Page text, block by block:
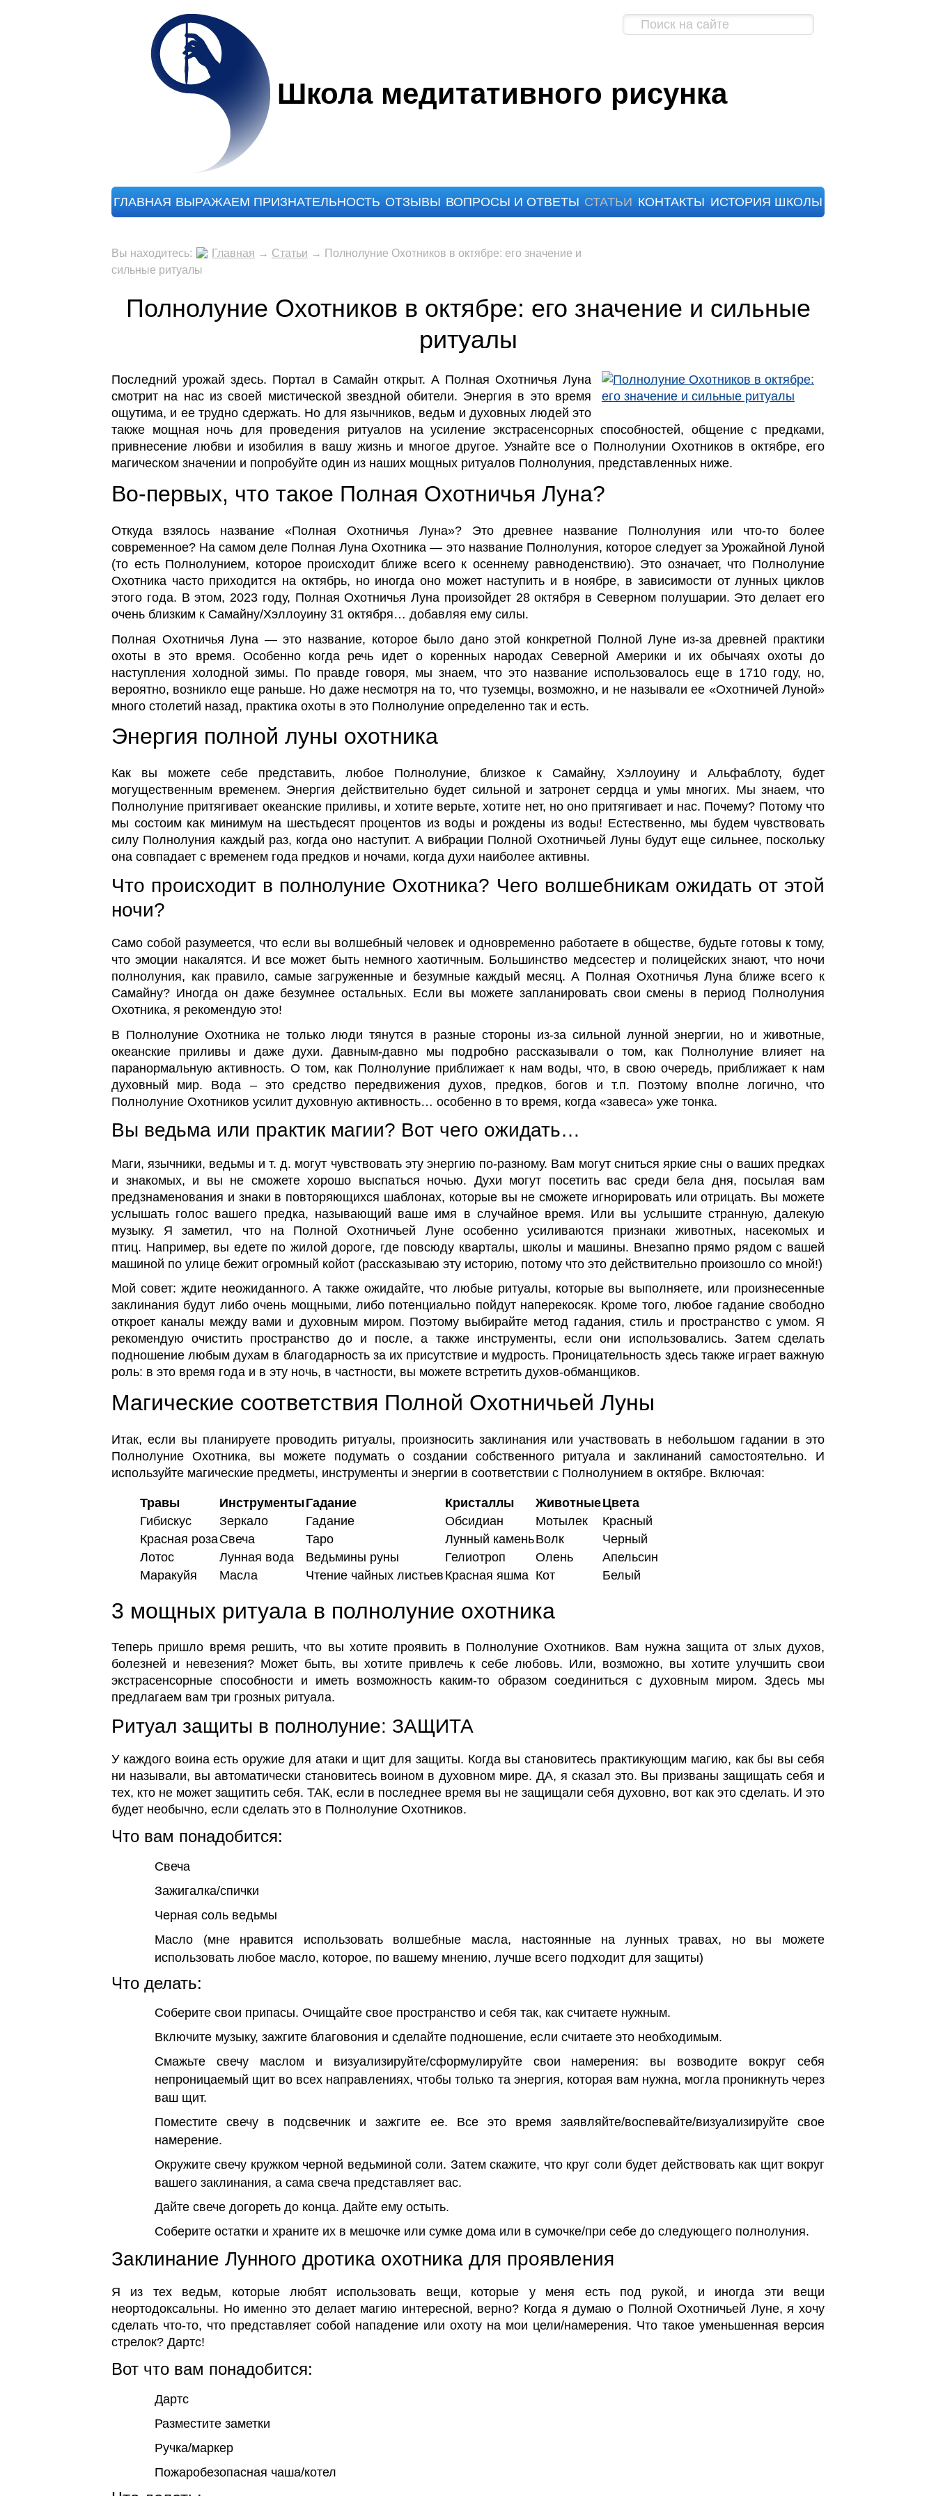
Школа медитативного рисунка
ГЛАВНАЯ ВЫРАЖАЕМ ПРИЗНАТЕЛЬНОСТЬ ОТЗЫВЫ ВОПРОСЫ И ОТВЕТЫ СТАТЬИ КОНТАКТЫ ИСТОРИЯ ШКОЛЫ
Вы находитесь: Главная → Статьи → Полнолуние Охотников в октябре: его значение и
сильные ритуалы
Полнолуние Охотников в октябре: его значение и сильные
ритуалы
Последний урожай здесь. Портал в Самайн открыт. А Полная Охотничья Луна
смотрит на нас из своей мистической звездной обители. Энергия в это время
ощутима, и ее трудно сдержать. Но для язычников, ведьм и духовных людей это
также мощная ночь для проведения ритуалов на усиление экстрасенсорных способностей, общение с предками,
привнесение любви и изобилия в вашу жизнь и многое другое. Узнайте все о Полнолунии Охотников в октябре, его
магическом значении и попробуйте один из наших мощных ритуалов Полнолуния, представленных ниже.
Во-первых, что такое Полная Охотничья Луна?
Откуда взялось название «Полная Охотничья Луна»? Это древнее название Полнолуния или что-то более
современное? На самом деле Полная Луна Охотника — это название Полнолуния, которое следует за Урожайной Луной
(то есть Полнолунием, которое происходит ближе всего к осеннему равноденствию). Это означает, что Полнолуние
Охотника часто приходится на октябрь, но иногда оно может наступить и в ноябре, в зависимости от лунных циклов
этого года. В этом, 2023 году, Полная Охотничья Луна произойдет 28 октября в Северном полушарии. Это делает его
очень близким к Самайну/Хэллоуину 31 октября… добавляя ему силы.
Полная Охотничья Луна — это название, которое было дано этой конкретной Полной Луне из-за древней практики
охоты в это время. Особенно когда речь идет о коренных народах Северной Америки и их обычаях охоты до
наступления холодной зимы. По правде говоря, мы знаем, что это название использовалось еще в 1710 году, но,
вероятно, возникло еще раньше. Но даже несмотря на то, что туземцы, возможно, и не называли ее «Охотничей Луной»
много столетий назад, практика охоты в это Полнолуние определенно так и есть.
Энергия полной луны охотника
Как вы можете себе представить, любое Полнолуние, близкое к Самайну, Хэллоуину и Альфаблоту, будет
могущественным временем. Энергия действительно будет сильной и затронет сердца и умы многих. Мы знаем, что
Полнолуние притягивает океанские приливы, и хотите верьте, хотите нет, но оно притягивает и нас. Почему? Потому что
мы состоим как минимум на шестьдесят процентов из воды и рождены из воды! Естественно, мы будем чувствовать
силу Полнолуния каждый раз, когда оно наступит. А вибрации Полной Охотничьей Луны будут еще сильнее, поскольку
она совпадает с временем года предков и ночами, когда духи наиболее активны.
Что происходит в полнолуние Охотника? Чего волшебникам ожидать от этой
ночи?
Само собой разумеется, что если вы волшебный человек и одновременно работаете в обществе, будьте готовы к тому,
что эмоции накалятся. И все может быть немного хаотичным. Большинство медсестер и полицейских знают, что ночи
полнолуния, как правило, самые загруженные и безумные каждый месяц. А Полная Охотничья Луна ближе всего к
Самайну? Иногда он даже безумнее остальных. Если вы можете запланировать свои смены в период Полнолуния
Охотника, я рекомендую это!
В Полнолуние Охотника не только люди тянутся в разные стороны из-за сильной лунной энергии, но и животные,
океанские приливы и даже духи. Давным-давно мы подробно рассказывали о том, как Полнолуние влияет на
паранормальную активность. О том, как Полнолуние приближает к нам воды, что, в свою очередь, приближает к нам
духовный мир. Вода – это средство передвижения духов, предков, богов и т.п. Поэтому вполне логично, что
Полнолуние Охотников усилит духовную активность… особенно в то время, когда «завеса» уже тонка.
Вы ведьма или практик магии? Вот чего ожидать…
Маги, язычники, ведьмы и т. д. могут чувствовать эту энергию по-разному. Вам могут сниться яркие сны о ваших предках
и знакомых, и вы не сможете хорошо выспаться ночью. Духи могут посетить вас среди бела дня, посылая вам
предзнаменования и знаки в повторяющихся шаблонах, которые вы не сможете игнорировать или отрицать. Вы можете
услышать голос вашего предка, называющий ваше имя в случайное время. Или вы услышите странную, далекую
музыку. Я заметил, что на Полной Охотничьей Луне особенно усиливаются признаки животных, насекомых и
птиц. Например, вы едете по жилой дороге, где повсюду кварталы, школы и машины. Внезапно прямо рядом с вашей
машиной по улице бежит огромный койот (рассказываю эту историю, потому что это действительно произошло со мной!)
Мой совет: ждите неожиданного. А также ожидайте, что любые ритуалы, которые вы выполняете, или произнесенные
заклинания будут либо очень мощными, либо потенциально пойдут наперекосяк. Кроме того, любое гадание свободно
откроет каналы между вами и духовным миром. Поэтому выбирайте метод гадания, стиль и пространство с умом. Я
рекомендую очистить пространство до и после, а также инструменты, если они использовались. Затем сделать
подношение любым духам в благодарность за их присутствие и мудрость. Проницательность здесь также играет важную
роль: в это время года и в эту ночь, в частности, вы можете встретить духов-обманщиков.
Магические соответствия Полной Охотничьей Луны
Итак, если вы планируете проводить ритуалы, произносить заклинания или участвовать в небольшом гадании в это
Полнолуние Охотника, вы можете подумать о создании собственного ритуала и заклинаний самостоятельно. И
используйте магические предметы, инструменты и энергии в соответствии с Полнолунием в октябре. Включая:
Травы ИнструментыГадание Кристаллы ЖивотныеЦвета
Гибискус
Зеркало Гадание Обсидиан Мотылек
Красный
Красная розаСвеча Таро Лунный каменьВолк
Черный
Лотос
Лунная вода Ведьмины руны Гелиотроп Олень
Апельсин
Маракуйя
Масла Чтение чайных листьев Красная яшма Кот Белый
3 мощных ритуала в полнолуние охотника
Теперь пришло время решить, что вы хотите проявить в Полнолуние Охотников. Вам нужна защита от злых духов,
болезней и невезения? Может быть, вы хотите привлечь к себе любовь. Или, возможно, вы хотите улучшить свои
экстрасенсорные способности и иметь возможность каким-то образом соединиться с духовным миром. Здесь мы
предлагаем вам три грозных ритуала.
Ритуал защиты в полнолуние: ЗАЩИТА
У каждого воина есть оружие для атаки и щит для защиты. Когда вы становитесь практикующим магию, как бы вы себя
ни называли, вы автоматически становитесь воином в духовном мире. ДА, я сказал это. Вы призваны защищать себя и
тех, кто не может защитить себя. ТАК, если в последнее время вы не защищали себя духовно, вот как это сделать. И это
будет необычно, если сделать это в Полнолуние Охотников.
Что вам понадобится:
Свеча
Зажигалка/спички
Черная соль ведьмы
Масло (мне нравится использовать волшебные масла, настоянные на лунных травах, но вы можете
использовать любое масло, которое, по вашему мнению, лучше всего подходит для защиты)
Что делать:
Соберите свои припасы. Очищайте свое пространство и себя так, как считаете нужным.
Включите музыку, зажгите благовония и сделайте подношение, если считаете это необходимым.
Смажьте свечу маслом и визуализируйте/сформулируйте свои намерения: вы возводите вокруг себя
непроницаемый щит во всех направлениях, чтобы только та энергия, которая вам нужна, могла проникнуть через
ваш щит.
Поместите свечу в подсвечник и зажгите ее. Все это время заявляйте/воспевайте/визуализируйте свое
намерение.
Окружите свечу кружком черной ведьминой соли. Затем скажите, что круг соли будет действовать как щит вокруг
вашего заклинания, а сама свеча представляет вас.
Дайте свече догореть до конца. Дайте ему остыть.
Соберите остатки и храните их в мешочке или сумке дома или в сумочке/при себе до следующего полнолуния.
Заклинание Лунного дротика охотника для проявления
Я из тех ведьм, которые любят использовать вещи, которые у меня есть под рукой, и иногда эти вещи
неортодоксальны. Но именно это делает магию интересной, верно? Когда я думаю о Полной Охотничьей Луне, я хочу
сделать что-то, что представляет собой нападение или охоту на мои цели/намерения. Что такое уменьшенная версия
стрелок? Дартс!
Вот что вам понадобится:
Дартс
Разместите заметки
Ручка/маркер
Пожаробезопасная чаша/котел